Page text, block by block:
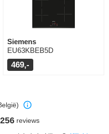
Siemens
EU63KBEB5D
469,-
reviews